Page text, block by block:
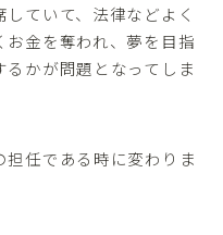
ていて、法律などよく
金を奪われ、夢を目指
かが問題となってしま
担任である時に変わりま